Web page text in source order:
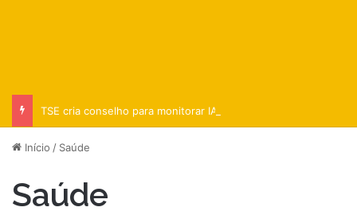
Início / Saúde
Saúde